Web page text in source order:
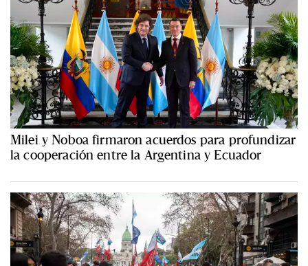
Milei y Noboa firmaron acuerdos para profundizar
la cooperación entre la Argentina y Ecuador